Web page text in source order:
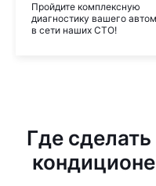
Пройдите комплексную
диагностику вашего
в сети наших СТО!
Где